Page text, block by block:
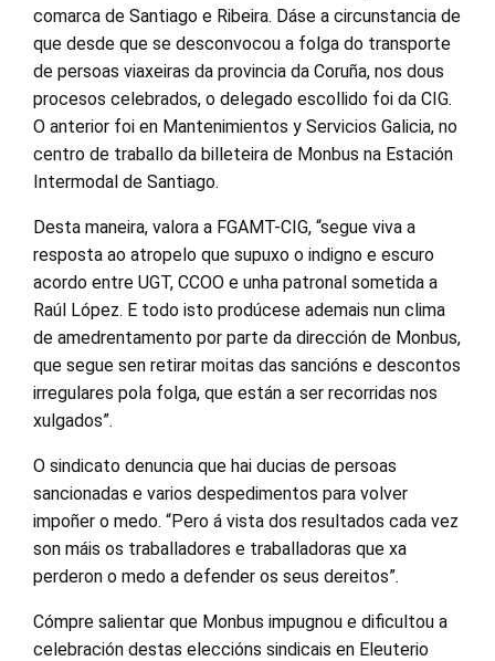
comarca de Santiago e Ribeira. Dáse a circunstancia de
que desde que se desconvocou a folga do transporte
de persoas viaxeiras da provincia da Coruña, nos dous
procesos celebrados, o delegado escollido foi da CIG.
O anterior foi en Mantenimientos y Servicios Galicia, no
centro de traballo da billeteira de Monbus na Estación
Intermodal de Santiago.
Desta maneira, valora a FGAMT-CIG, “segue viva a
resposta ao atropelo que supuxo o indigno e escuro
acordo entre UGT, CCOO e unha patronal sometida a
Raúl López. E todo isto prodúcese ademais nun clima
de amedrentamento por parte da dirección de Monbus,
que segue sen retirar moitas das sancións e descontos
irregulares pola folga, que están a ser recorridas nos
xulgados”.
O sindicato denuncia que hai ducias de persoas
sancionadas e varios despedimentos para volver
impoñer o medo. “Pero á vista dos resultados cada vez
son máis os traballadores e traballadoras que xa
perderon o medo a defender os seus dereitos”.
Cómpre salientar que Monbus impugnou e dificultou a
celebración destas eleccións sindicais en Eleuterio